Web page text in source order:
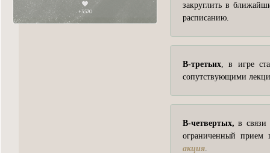
+3570
закруглить в
расписанию.
В-третьих, в игре
сопутствующими
В-четвертых, в связи
ограниченный прием
акция.